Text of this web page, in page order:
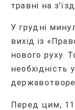
травні на
У грудні
вихід із
нового руху.
необхідність
Перед цим,